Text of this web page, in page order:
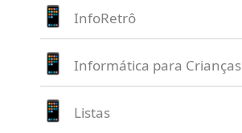
InfoRetrô
Informática para Crianças
Listas